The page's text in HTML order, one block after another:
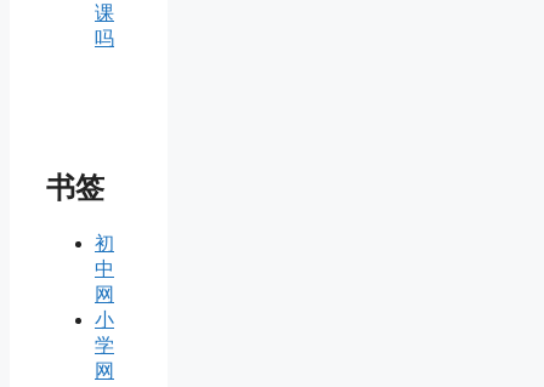
课
吗
书签
初
中
网
小
学
网